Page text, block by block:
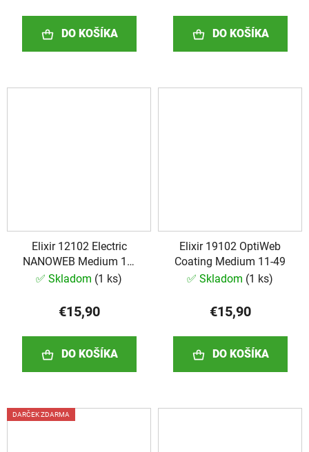
DO KOŠÍKA DO KOŠÍKA
Elixir 12102 Electric
NANOWEB Medium 11-
49
✅ Skladom (1 ks)
€15,90
DO KOŠÍKA
Elixir 19102 OptiWeb
Coating Medium 11-49
✅ Skladom (1 ks)
€15,90
DO KOŠÍKA
DARČEK ZDARMA